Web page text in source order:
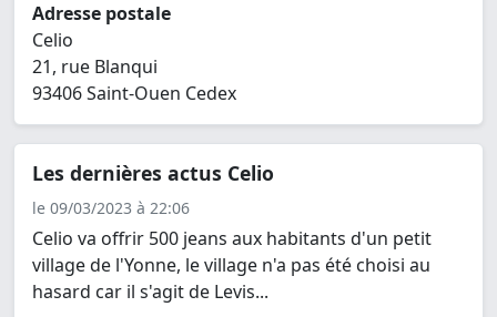
Adresse postale
Celio
21, rue Blanqui
93406 Saint-Ouen Cedex
Les dernières actus Celio
le 09/03/2023 à 22:06
Celio va offrir 500 jeans aux habitants d'un petit
village de l'Yonne, le village n'a pas été choisi au
hasard car il s'agit de Levis...